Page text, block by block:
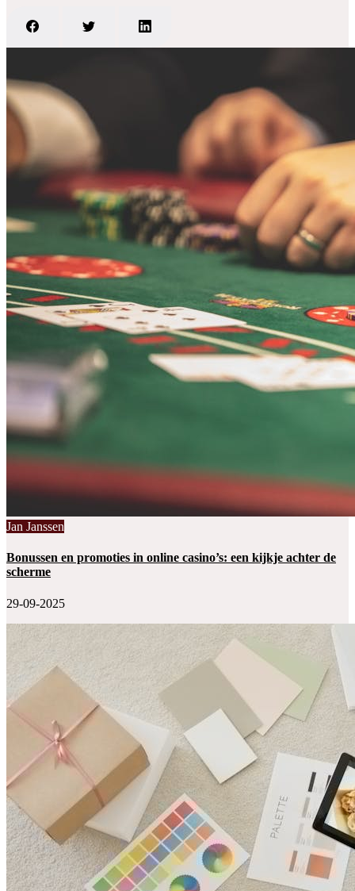
Jan Janssen
Bonussen en promoties in online casino’s: een kijkje achter de
scherme
29-09-2025